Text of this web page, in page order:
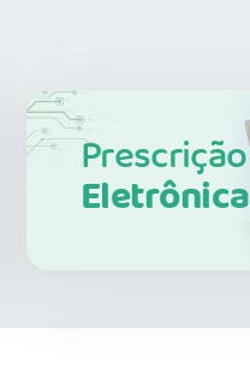
Prescrição
Eletrônica